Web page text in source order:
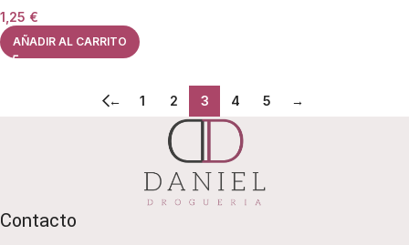
1,25 €
AÑADIR AL CARRITO
← 1 2 3 4 5 →
Contacto